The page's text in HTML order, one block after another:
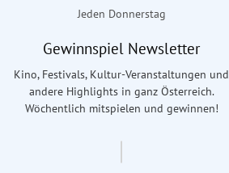
Jeden Donnerstag
Gewinnspiel Newsletter
Kino, Festivals, Kultur-Veranstaltungen und
andere Highlights in ganz Österreich.
Wöchentlich mitspielen und gewinnen!